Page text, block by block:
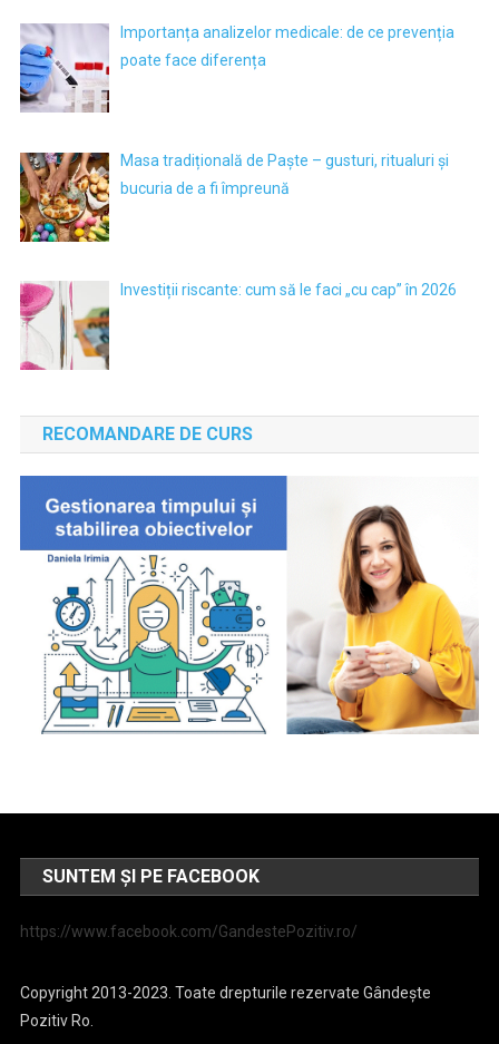
Importanța analizelor medicale: de ce prevenția
poate face diferența
Masa tradițională de Paște – gusturi, ritualuri și
bucuria de a fi împreună
Investiții riscante: cum să le faci „cu cap” în 2026
RECOMANDARE DE CURS
SUNTEM ȘI PE FACEBOOK
https://www.facebook.com/GandestePozitiv.ro/
Copyright 2013-2023. Toate drepturile rezervate Gândește
Pozitiv Ro.